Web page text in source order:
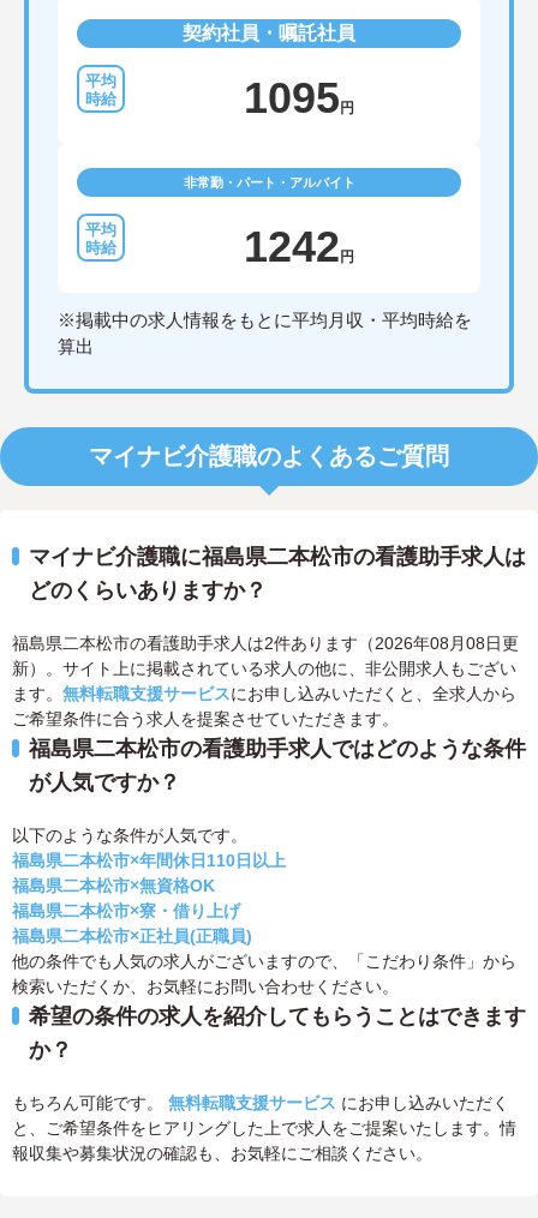
契約社員・嘱託社員
1095 円
非常勤・パート・アルバイト
1242 円
※掲載中の求人情報をもとに平均月収・平均時給を
算出
マイナビ介護職のよくあるご質問
マイナビ介護職に福島県二本松市の看護助手求人は
どのくらいありますか？
福島県二本松市の看護助手求人は2件あります（2026年08月08日更
新）。サイト上に掲載されている求人の他に、非公開求人もござい
ます。 無料転職支援サービスにお申し込みいただくと、全求人から
ご希望条件に合う求人を提案させていただきます。
福島県二本松市の看護助手求人ではどのような条件
が人気ですか？
以下のような条件が人気です。
福島県二本松市×年間休日110日以上
福島県二本松市×無資格OK
福島県二本松市×寮・借り上げ
福島県二本松市×正社員(正職員)
他の条件でも人気の求人がございますので、「こだわり条件」から
検索いただくか、お気軽にお問い合わせください。
希望の条件の求人を紹介してもらうことはできます
か？
もちろん可能です。 無料転職支援サービス にお申し込みいただく
と、ご希望条件をヒアリングした上で求人をご提案いたします。情
報収集や募集状況の確認も、お気軽にご相談ください。